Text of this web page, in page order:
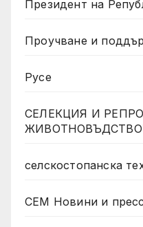
Президент на
Проучване и
Русе
СЕЛЕКЦИЯ И
селскостопанска
СЕМ Новини и